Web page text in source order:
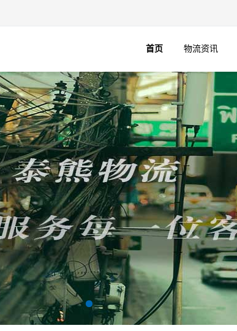
首页 物流资讯